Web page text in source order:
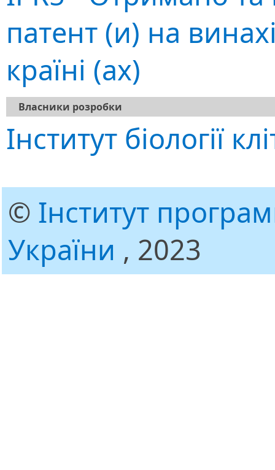
патент (и) на
країні (ах)
Власники розробки
Інститут біології
© Інститут
України , 2023